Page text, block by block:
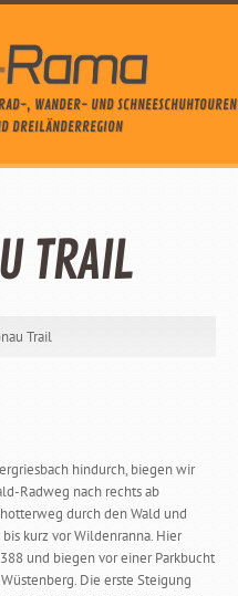
, WANDER- UND SCHNEESCHUHTOUREN
DREILÄNDERREGION
TRAIL
Trail
hindurch, biegen wir
Radweg nach rechts ab
durch den Wald und
kurz vor Wildenranna. Hier
und biegen vor einer Parkbucht
Die erste Steigung